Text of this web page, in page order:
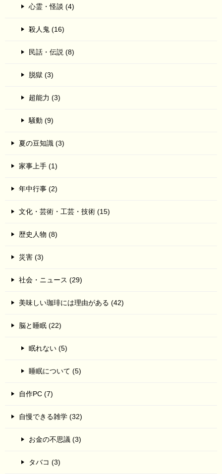
心霊・怪談 (4)
殺人鬼 (16)
民話・伝説 (8)
脱獄 (3)
超能力 (3)
騒動 (9)
夏の豆知識 (3)
家事上手 (1)
年中行事 (2)
文化・芸術・工芸・技術 (15)
歴史人物 (8)
災害 (3)
社会・ニュース (29)
美味しい珈琲には理由がある (42)
脳と睡眠 (22)
眠れない (5)
睡眠について (5)
自作PC (7)
自慢できる雑学 (32)
お金の不思議 (3)
タバコ (3)